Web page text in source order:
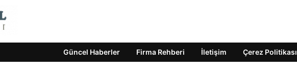
Güncel Haberler Firma Rehberi İletişim Çerez Politikası